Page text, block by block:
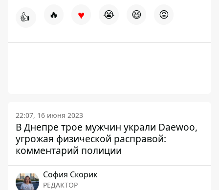
👍 🔥 ♥ 😭 😆 😡
22:07, 16 июня 2023
В Днепре трое мужчин украли Daewoo,
угрожая физической расправой:
комментарий полиции
София Скорик
РЕДАКТОР